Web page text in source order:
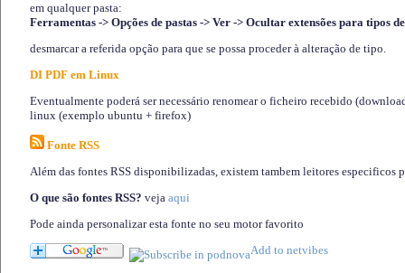
em qualquer pasta:
Ferramentas -> Opções de pastas -> Ver -> Ocultar extensões para tipos
desmarcar a referida opção para que se possa proceder à alteração de tipo.
DI PDF em Linux
Eventualmente poderá ser necessário renomear o ficheiro recebido
linux (exemplo ubuntu + firefox)
Fonte RSS
Além das fontes RSS disponibilizadas, existem tambem leitores especificos
O que são fontes RSS? veja aqui
Pode ainda personalizar esta fonte no seu motor favorito